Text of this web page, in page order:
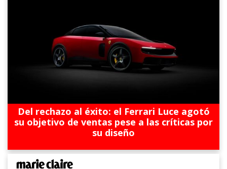
Del rechazo al éxito: el Ferrari Luce agotó
su objetivo de ventas pese a las críticas por
su diseño